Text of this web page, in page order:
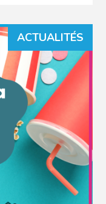
ACTUALITÉS